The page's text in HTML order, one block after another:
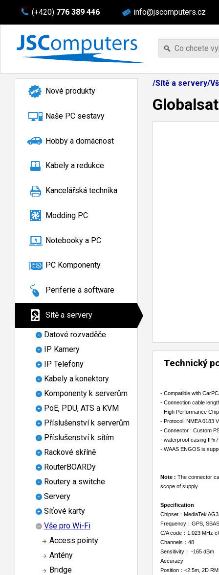
(+420) 776 389 446 info@jscomputers.cz
Nové produkty
Naše PC sestavy
Hobby a domácnost
Kabely a redukce
Kancelářská technika
Modding PC
Notebooky a PC
PC Komponenty
Periferie a software
Sítě a servery
Datové rozvaděče
IP Kamery
IP Telefony
Kabely a konektory
Komponenty k serverům
PoE, PDU, ATS a KVM
Příslušenství k serverům
Příslušenství k sítím
Rackové skříně
RouterBOARDy
Routery a switche
Servery
Síťové karty
Vše pro Wi-Fi
Access pointy
Antény
Bridge
/Sítě a servery/
Technický
- Compatible with
- Connection cable
- High Performance
- Protocol: NMEA 0183
- Connector : Custom
- waterproof casing
- WAAS ENGOS is
Note : The connector
scope of supply.
Specification
Chipset：MediaTek
Frequency：GPS,
C/A code：1.023 MHz
Channels：48
Sensitivity： -165 dBm
Accuracy
Position：<2.5m, 2D